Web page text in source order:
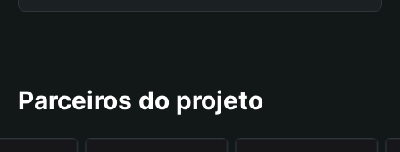
Parceiros do projeto